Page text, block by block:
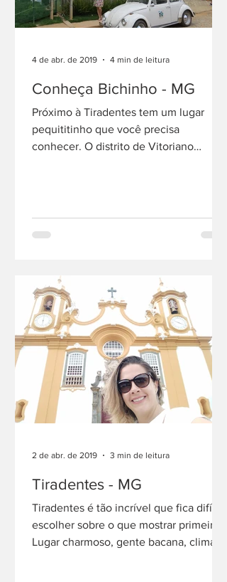
Conheça Bichinho - MG
Próximo à Tiradentes tem um lugar
pequititinho que você precisa
conhecer. O distrito de Vitoriano
4 de abr. de 2019 4 min de leitura
Tiradentes - MG
Tiradentes é tão incrível que fica difícil
escolher sobre o que mostrar primeiro.
Lugar charmoso, gente bacana, clima
2 de abr. de 2019 3 min de leitura